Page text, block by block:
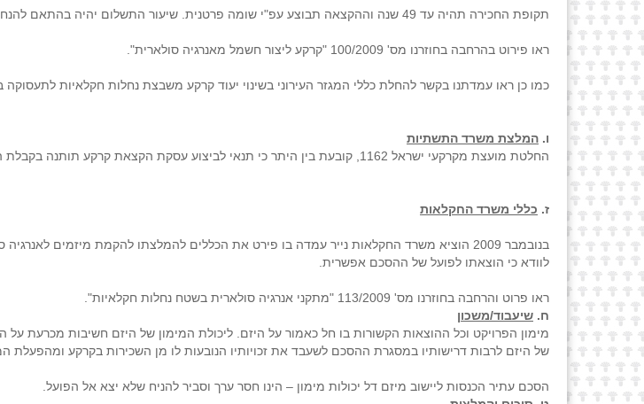
תקופת החכירה תהיה עד 49 שנה וההקצאה תבוצע עפ"י שומה פרטנית. שיעור התשלום יהיה בהתאם להנחות אזור בהקצאת קרקע למטרת תעשייה.
ראו פירוט בהרחבה בחוזרנו מס' 100/2009 "קרקע ליצור חשמל מאנרגיה סולארית".
כמו כן ראו עמדתנו בקשר להחלת כללי המגזר העירוני בשינוי יעוד קרקע משבצת נחלות חקלאיות לתעסוקה בחוזרנו מס' 74/2008 "שינוי ייעוד לתעסוקה במשבצת
ו. המלצת משרד התשתיות
החלטת מועצת מקרקעי ישראל 1162, קובעת בין היתר כי תנאי לביצוע עסקת הקצאת קרקע תותנה בקבלת המלצה של משרד התשתיות.
ז. כללי משרד החקלאות
בנובמבר 2009 הוציא משרד החקלאות נייר עמדה בו פירט את הכללים להמלצתו להקמת מיזמים
לוודא כי הוצאתו לפועל של ההסכם אפשרית.
ראו פרוט והרחבה בחוזרנו מס' 113/2009 "מתקני אנרגיה סולארית בשטח נחלות חקלאיות".
ח. שיעבוד/משכון
מימון הפרויקט וכל ההוצאות הקשורות בו חל כאמור על היזם. ליכולת המימון של היזם חשיבות מכרעת
של היזם לרבות דרישותיו במסגרת ההסכם לשעבד את זכויותיו הנובעות לו מן השכירות בקרקע ומהפעלת
הסכם עתיר הכנסות ליישוב מיזם דל יכולות מימון – הינו חסר ערך וסביר להניח שלא יצא אל הפועל.